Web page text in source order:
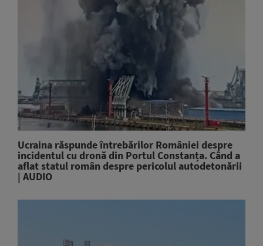
Ucraina răspunde întrebărilor României despre
incidentul cu dronă din Portul Constanța. Când a
aflat statul român despre pericolul autodetonării
| AUDIO